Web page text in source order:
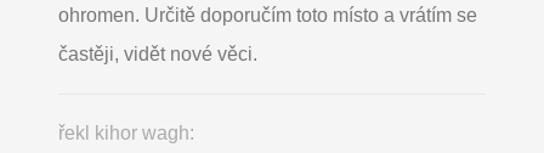
ohromen. Určitě doporučím toto místo a vrátím se
častěji, vidět nové věci.
řekl kihor wagh: